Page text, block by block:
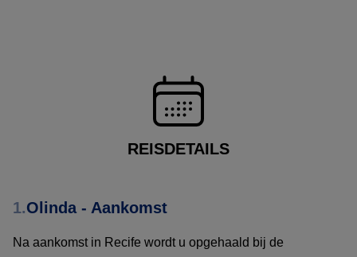
REISDETAILS
1.Olinda - Aankomst
Na aankomst in Recife wordt u opgehaald bij de